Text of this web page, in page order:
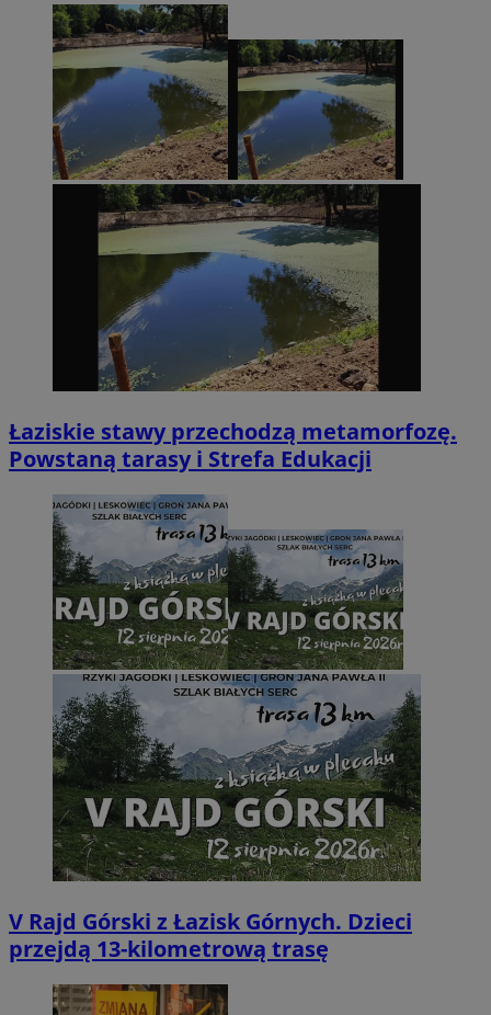
Łaziskie stawy przechodzą metamorfozę.
Powstaną tarasy i Strefa Edukacji
V Rajd Górski z Łazisk Górnych. Dzieci
przejdą 13-kilometrową trasę